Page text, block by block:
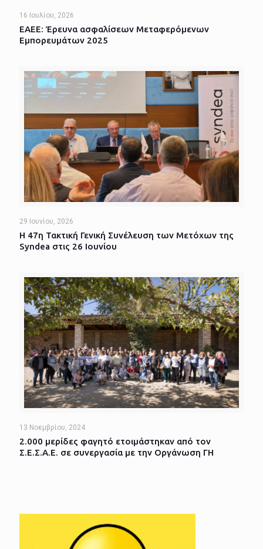
16 Ιουλίου, 2026
ΕΑΕΕ: Έρευνα ασφαλίσεων Μεταφερόμενων
Εμπορευμάτων 2025
29 Ιουνίου, 2026
Η 47η Τακτική Γενική Συνέλευση των Μετόχων της
Syndea στις 26 Ιουνίου
13 Νοεμβρίου, 2024
2.000 μερίδες φαγητό ετοιμάστηκαν από τον
Σ.Ε.Σ.Α.Ε. σε συνεργασία με την Οργάνωση ΓΗ